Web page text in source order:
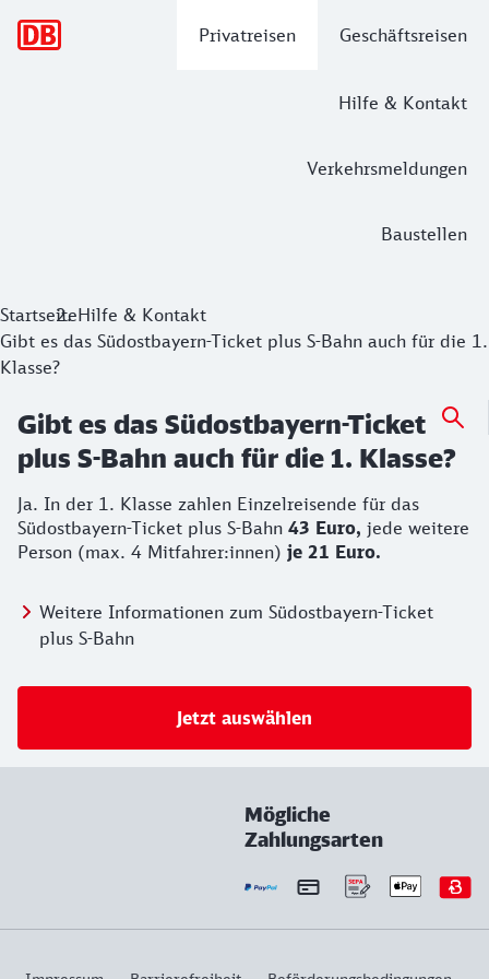
Privatreisen Geschäftsreisen
Hilfe & Kontakt
Verkehrsmeldungen
Baustellen
StartseiteHilfe & Kontakt
Gibt es das Südostbayern-Ticket plus S-Bahn auch für die 1.
Klasse?
Gibt es das Südostbayern-Ticket
plus S-Bahn auch für die 1. Klasse?
Ja. In der 1. Klasse zahlen Einzelreisende für das
Südostbayern-Ticket plus S-Bahn 43 Euro, jede weitere
Person (max. 4 Mitfahrer:innen) je 21 Euro.
Weitere Informationen zum Südostbayern-Ticket
plus S-Bahn
Jetzt auswählen
Mögliche
Zahlungsarten